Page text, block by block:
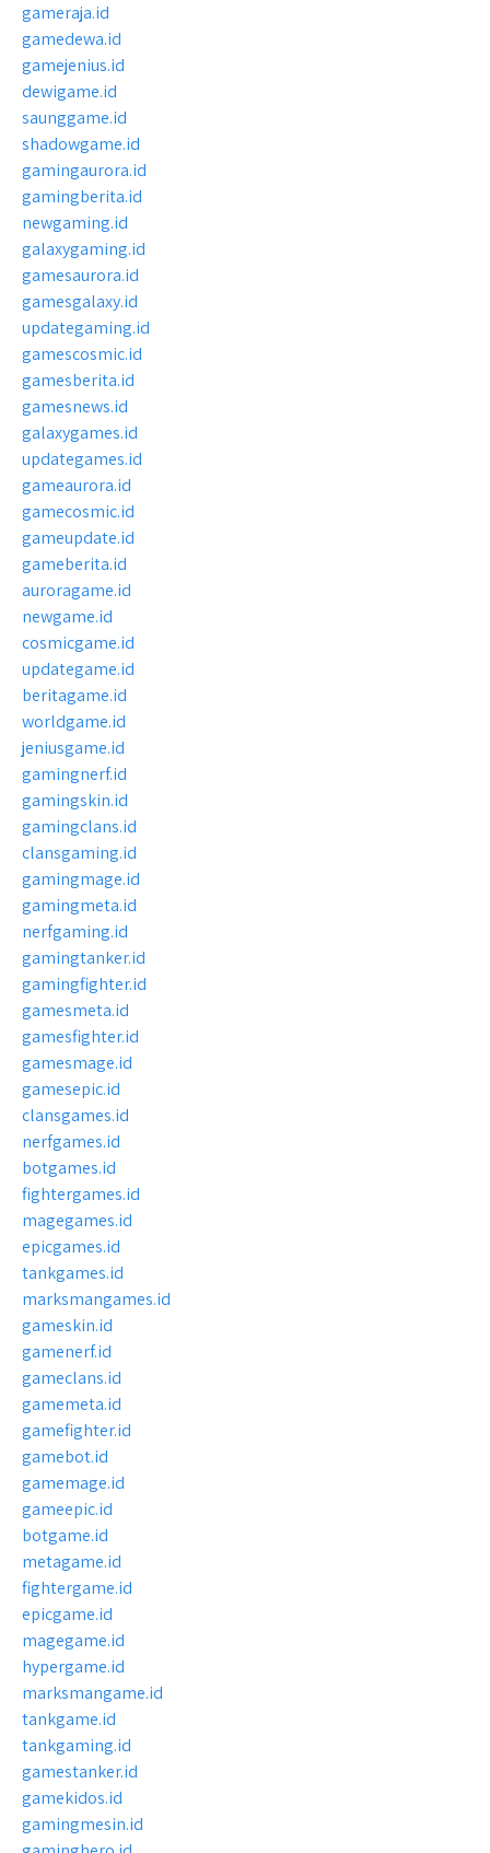
gameraja.id
gamedewa.id
gamejenius.id
dewigame.id
saunggame.id
shadowgame.id
gamingaurora.id
gamingberita.id
newgaming.id
galaxygaming.id
gamesaurora.id
gamesgalaxy.id
updategaming.id
gamescosmic.id
gamesberita.id
gamesnews.id
galaxygames.id
updategames.id
gameaurora.id
gamecosmic.id
gameupdate.id
gameberita.id
auroragame.id
newgame.id
cosmicgame.id
updategame.id
beritagame.id
worldgame.id
jeniusgame.id
gamingnerf.id
gamingskin.id
gamingclans.id
clansgaming.id
gamingmage.id
gamingmeta.id
nerfgaming.id
gamingtanker.id
gamingfighter.id
gamesmeta.id
gamesfighter.id
gamesmage.id
gamesepic.id
clansgames.id
nerfgames.id
botgames.id
fightergames.id
magegames.id
epicgames.id
tankgames.id
marksmangames.id
gameskin.id
gamenerf.id
gameclans.id
gamemeta.id
gamefighter.id
gamebot.id
gamemage.id
gameepic.id
botgame.id
metagame.id
fightergame.id
epicgame.id
magegame.id
hypergame.id
marksmangame.id
tankgame.id
tankgaming.id
gamestanker.id
gamekidos.id
gamingmesin.id